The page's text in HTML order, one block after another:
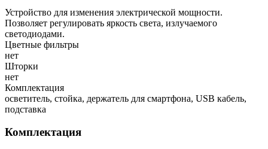
Устройство для изменения электрической мощности.
Позволяет регулировать яркость света, излучаемого
светодиодами.
Цветные фильтры
нет
Шторки
нет
Комплектация
осветитель, стойка, держатель для смартфона, USB кабель,
подставка
Комплектация